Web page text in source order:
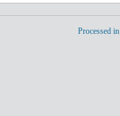
Processed